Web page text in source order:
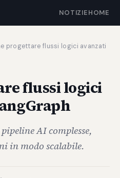
NOTIZIEHOME
progettare flussi logici avanzati
flussi logici
AI complesse,
in modo scalabile.